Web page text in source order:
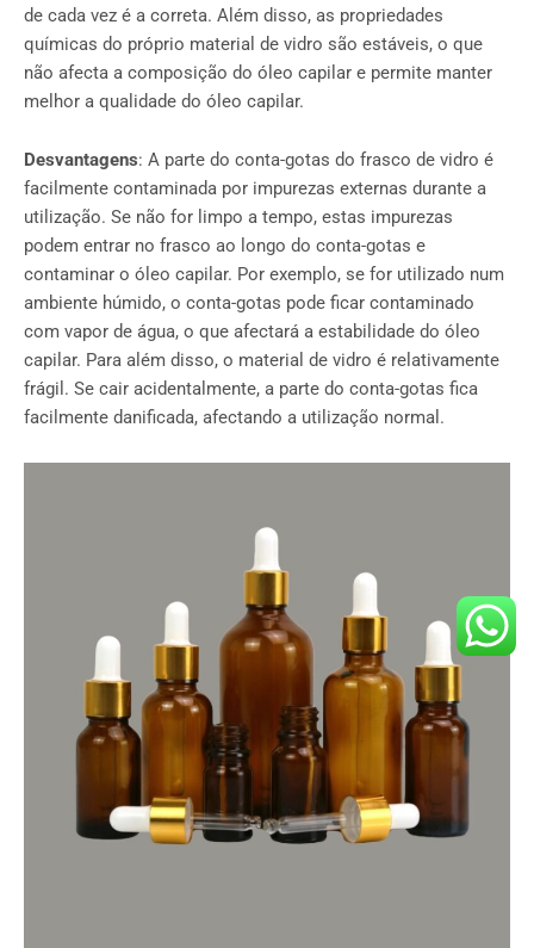
de cada vez é a correta. Além disso, as propriedades
químicas do próprio material de vidro são estáveis, o que
não afecta a composição do óleo capilar e permite manter
melhor a qualidade do óleo capilar.
Desvantagens: A parte do conta-gotas do frasco de vidro é
facilmente contaminada por impurezas externas durante a
utilização. Se não for limpo a tempo, estas impurezas
podem entrar no frasco ao longo do conta-gotas e
contaminar o óleo capilar. Por exemplo, se for utilizado num
ambiente húmido, o conta-gotas pode ficar contaminado
com vapor de água, o que afectará a estabilidade do óleo
capilar. Para além disso, o material de vidro é relativamente
frágil. Se cair acidentalmente, a parte do conta-gotas fica
facilmente danificada, afectando a utilização normal.